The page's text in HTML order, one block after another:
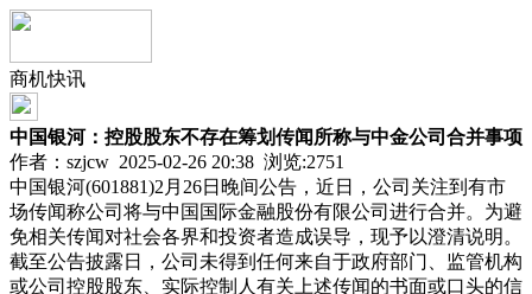
商机快讯
中国银河：控股股东不存在筹划传闻所称与中金公司合并事项
作者：szjcw 2025-02-26 20:38 浏览:2751
中国银河(601881)2月26日晚间公告，近日，公司关注到有市
场传闻称公司将与中国国际金融股份有限公司进行合并。为避
免相关传闻对社会各界和投资者造成误导，现予以澄清说明。
截至公告披露日，公司未得到任何来自于政府部门、监管机构
或公司控股股东、实际控制人有关上述传闻的书面或口头的信